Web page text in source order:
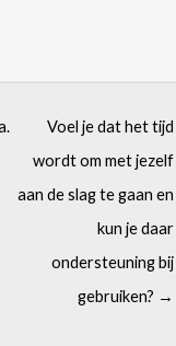
Voel je dat het tijd
wordt om met jezelf
aan de slag te gaan en
kun je daar
ondersteuning bij
gebruiken? →